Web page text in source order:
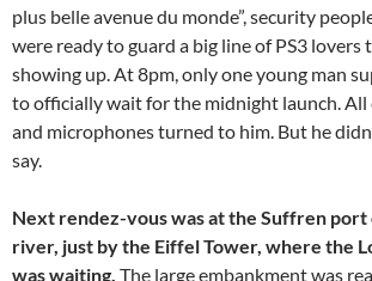
plus belle avenue du monde”, security
were ready to guard a big line of PS3 lovers
showing up. At 8pm, only one young man
to officially wait for the midnight launch. All
and microphones turned to him. But he
say.
Next rendez-vous was at the Suffren port
river, just by the Eiffel Tower, where the
was waiting. The large embankment was